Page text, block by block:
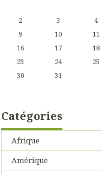
2
3 4
9
10 11
16
17 18
23
24 25
30
31
Catégories
Afrique
Amérique